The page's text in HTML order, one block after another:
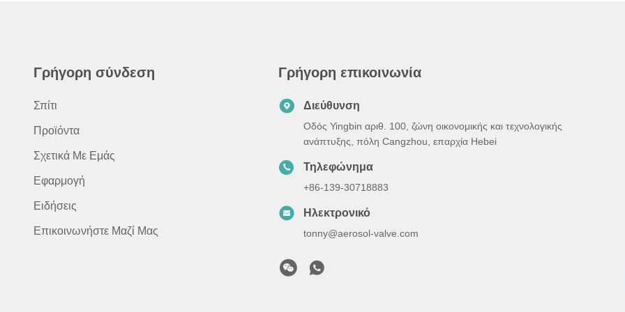
Γρήγορη σύνδεση
Σπίτι
Προϊόντα
Σχετικά Με Εμάς
Εφαρμογή
Ειδήσεις
Επικοινωνήστε Μαζί Μας
Γρήγορη επικοινωνία
Διεύθυνση
Οδός Yingbin αριθ. 100, ζώνη οικονομικής και τεχνολογικής
ανάπτυξης, πόλη Cangzhou, επαρχία Hebei
Τηλεφώνημα
+86-139-30718883
Ηλεκτρονικό
tonny@aerosol-valve.com